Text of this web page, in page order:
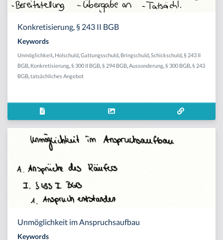
Konkretisierung, § 243 II BGB
Keywords
Unmöglichkeit Holschuld Gattungsschuld Bringschuld Schickschuld § 243 II
BGB Konkretisierung § 300 II BGB § 294 BGB Aussonderung § 300 BGB § 243
BGB tatsächliches Angebot
Unmöglichkeit im Anspruchsaufbau
Keywords